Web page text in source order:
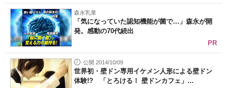
森永乳業
「気になっていた認知機能が菌で…」森永が開
発。感動の70代続出
PR
公開 2014/10/09
世界初・壁ドン専用イケメン人形による壁ドン
体験!? 「とろける！ 壁ドンカフェ」...